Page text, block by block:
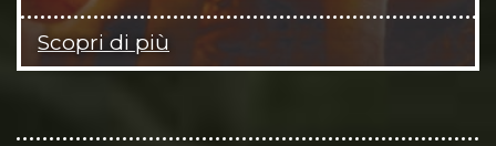
Scopri di più